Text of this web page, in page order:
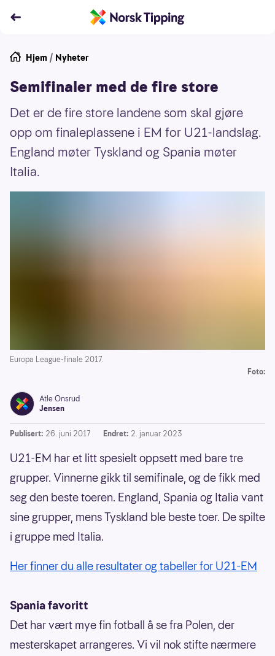
Hjem / Nyheter
Semifinaler med de fire store
Det er de fire store landene som skal gjøre
opp om finaleplassene i EM for U21-landslag.
England møter Tyskland og Spania møter
Italia.
Europa League-finale 2017.
Foto:
Atle Onsrud
Jensen
Publisert: 26. juni 2017 Endret: 2. januar 2023
U21-EM har et litt spesielt oppsett med bare tre
grupper. Vinnerne gikk til semifinale, og de fikk med
seg den beste toeren. England, Spania og Italia vant
sine grupper, mens Tyskland ble beste toer. De spilte
i gruppe med Italia.
Her finner du alle resultater og tabeller for U21-EM
Spania favoritt
Det har vært mye fin fotball å se fra Polen, der
mesterskapet arrangeres. Vi vil nok stifte nærmere